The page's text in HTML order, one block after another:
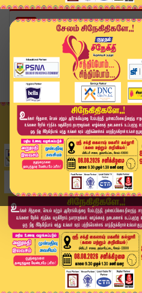
Home
வீடியோ ஸ்டோரி
Today Headlines - 26 June